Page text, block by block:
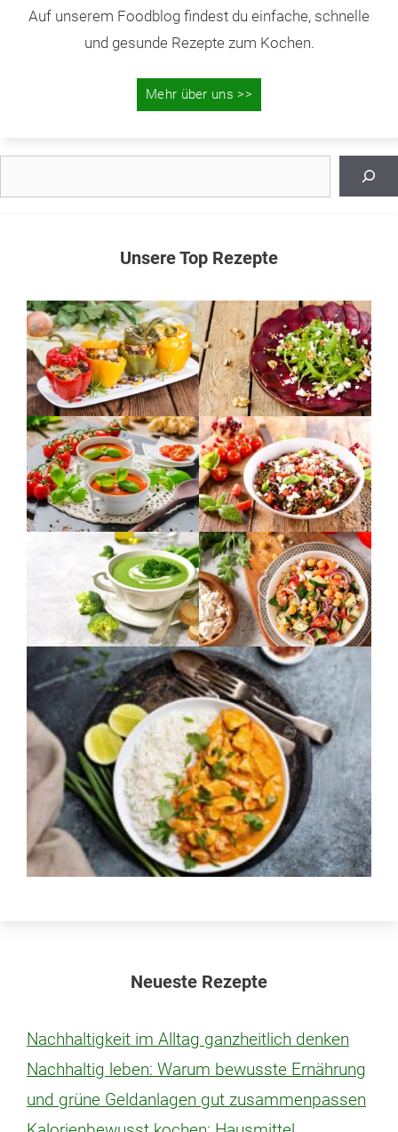
Auf unserem Foodblog findest du einfache, schnelle
und gesunde Rezepte zum Kochen.
Mehr über uns >>
Unsere Top Rezepte
Neueste Rezepte
Nachhaltigkeit im Alltag ganzheitlich denken
Nachhaltig leben: Warum bewusste Ernährung
und grüne Geldanlagen gut zusammenpassen